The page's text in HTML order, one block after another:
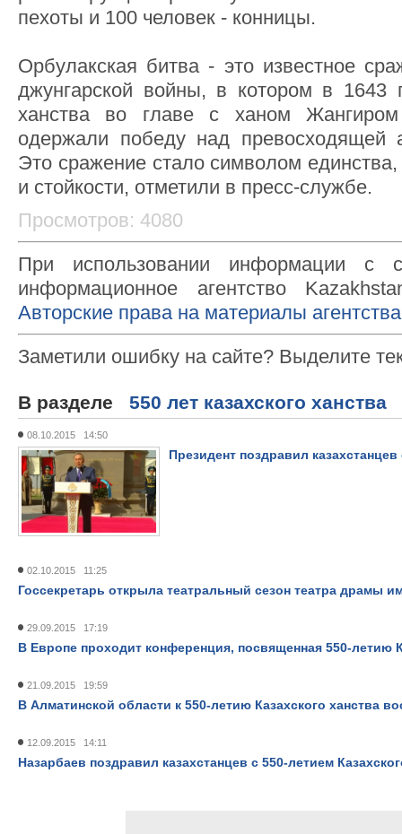
пехоты и 100 человек - конницы.
Орбулакская битва - это известное
джунгарской войны, в котором в 1643
ханства во главе с ханом
одержали победу над превосходящей
Это сражение стало символом
и стойкости, отметили в пресс-службе.
Просмотров: 4080
При использовании информации с
информационное агентство
Авторские права на материалы
Заметили ошибку на сайте? Выделите
В разделе 550 лет казахского ханства
08.10.2015 14:50
Президент поздравил
02.10.2015 11:25
Госсекретарь открыла театральный сезон театра драмы
29.09.2015 17:19
В Европе проходит конференция, посвященная 550-летию
21.09.2015 19:59
В Алматинской области к 550-летию Казахского ханства
12.09.2015 14:11
Назарбаев поздравил казахстанцев с 550-летием